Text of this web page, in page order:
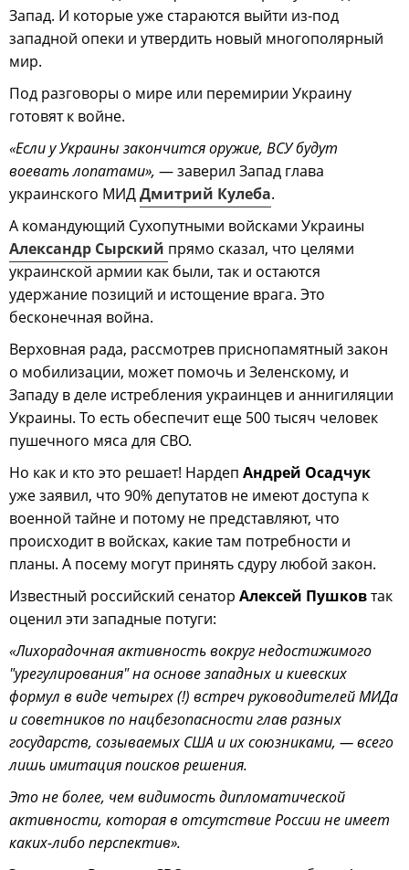
Запад. И которые уже стараются выйти из-под
западной опеки и утвердить новый многополярный
мир.
Под разговоры о мире или перемирии Украину
готовят к войне.
«Если у Украины закончится оружие, ВСУ будут
воевать лопатами», — заверил Запад глава
украинского МИДДмитрий Кулеба.
А командующий Сухопутными войсками Украины
Александр Сырский прямо сказал, что целями
украинской армии как были, так и остаются
удержание позиций и истощение врага. Это
бесконечная война.
Верховная рада, рассмотрев приснопамятный закон
о мобилизации, может помочь и Зеленскому, и
Западу в деле истребления украинцев и аннигиляции
Украины. То есть обеспечит еще 500 тысяч человек
пушечного мяса для СВО.
Но как и кто это решает! Нардеп Андрей Осадчук
уже заявил, что 90% депутатов не имеют доступа к
военной тайне и потому не представляют, что
происходит в войсках, какие там потребности и
планы. А посему могут принять сдуру любой закон.
Известный российский сенатор Алексей Пушковтак
оценил эти западные потуги:
«Лихорадочная активность вокруг недостижимого
"урегулирования" на основе западных и киевских
формул в виде четырех (!) встреч руководителей МИДа
и советников по нацбезопасности глав разных
государств, созываемых США и их союзниками, — всего
лишь имитация поисков решения.
Это не более, чем видимость дипломатической
активности, которая в отсутствие России не имеет
каких-либо перспектив».